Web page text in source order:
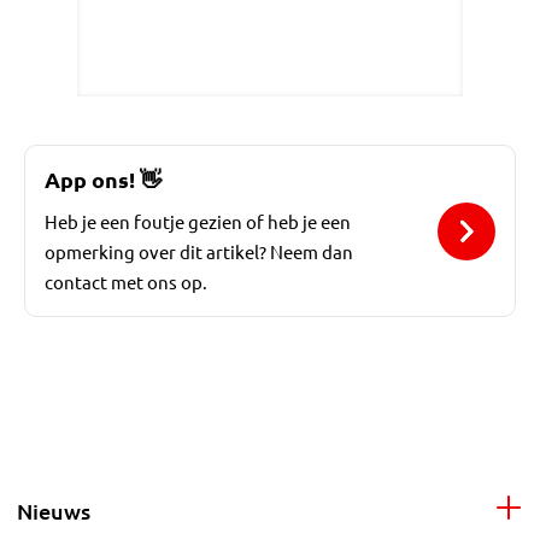
App ons!👋
Heb je een foutje gezien of heb je een
opmerking over dit artikel? Neem dan
contact met ons op.
Nieuws